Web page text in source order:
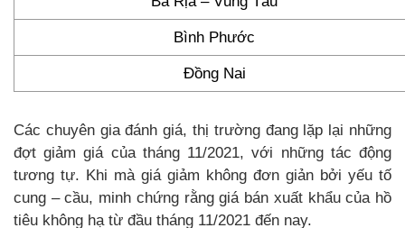
Bình Phước
Đồng Nai
Các chuyên gia đánh giá, thị trường đang lặp lại những
đợt giảm giá của tháng 11/2021, với những tác động
tương tự. Khi mà giá giảm không đơn giản bởi yếu tố
cung – cầu, minh chứng rằng giá bán xuất khẩu của hồ
tiêu không hạ từ đầu tháng 11/2021 đến nay.